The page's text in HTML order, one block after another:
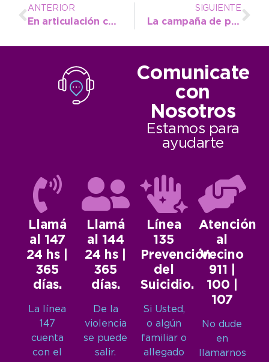
ANTERIOR
En articulación con el sector privado se anuncia un calendario con varias actividades para Semana Santa
SIGUIENTE
La campaña de prevención de Cáncer de Colon culmina el lunes 31 con una jornada en Plaza Güemes
Comunicate
con
Nosotros
Estamos para
ayudarte
Llamá
al 147
24 hs |
365
días.
La línea
147
cuenta
con el
Llamá
al 144
24 hs |
365
días.
De la
violencia
se puede
salir.
Línea
135
Prevención
del
Suicidio.
Si Usted,
o algún
familiar o
allegado
Atención
al
Vecino
911 |
100 |
107
No dude
en
llamarnos